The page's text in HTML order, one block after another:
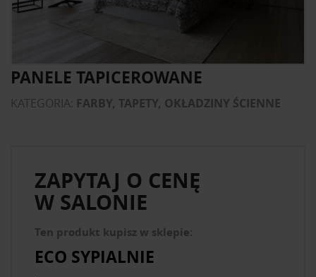
PANELE TAPICEROWANE
KATEGORIA: FARBY, TAPETY, OKŁADZINY ŚCIENNE
ZAPYTAJ O CENĘ
W SALONIE
Ten produkt kupisz w sklepie:
ECO SYPIALNIE